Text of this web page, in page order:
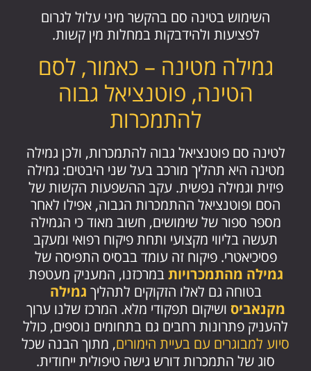
השימוש בטינה סם בהקשר מיני עלול לגרום
לפציעות ולהידבקות במחלות מין קשות.
גמילה מטינה – כאמור, לסם
הטינה, פוטנציאל גבוה
להתמכרות
לטינה סם פוטנציאל גבוה להתמכרות, ולכן גמילה
מטינה היא תהליך מורכב בעל שני היבטים: גמילה
פיזית וגמילה נפשית. עקב ההשפעות הקשות של
הסם ופוטנציאל ההתמכרות הגבוה, אפילו לאחר
מספר ספור של שימושים, חשוב מאוד כי הגמילה
תעשה בליווי מקצועי ותחת פיקוח רפואי ומעקב
פסיכיאטרי. פיקוח זה עומד בבסיס התפיסה של
גמילה מהתמכרויותבמרכזנו, המעניק מעטפת
בטוחה גם לאלו הזקוקים לתהליך גמילה
מקנאביס ושיקום תפקודי מלא. המרכז שלנו ערוך
להעניק פתרונות רחבים גם בתחומים נוספים, כולל
סיוע למבוגרים עם בעיית הימורים, מתוך הבנה שכל
סוג של התמכרות דורש גישה טיפולית ייחודית.